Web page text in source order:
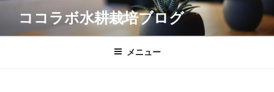
テ
ココラボ水耕栽培ブログ
メニュー